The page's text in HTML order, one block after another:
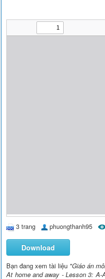
3 trang phuongthanh95
Download
Bạn đang xem tài liệu "Giáo án
At home and away - Lesson 3: A-